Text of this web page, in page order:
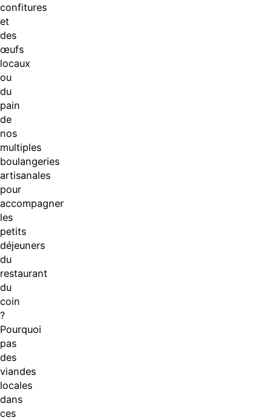
confitures
et
des
œufs
locaux
ou
du
pain
de
nos
multiples
boulangeries
artisanales
pour
accompagner
les
petits
déjeuners
du
restaurant
du
coin
?
Pourquoi
pas
des
viandes
locales
dans
ces